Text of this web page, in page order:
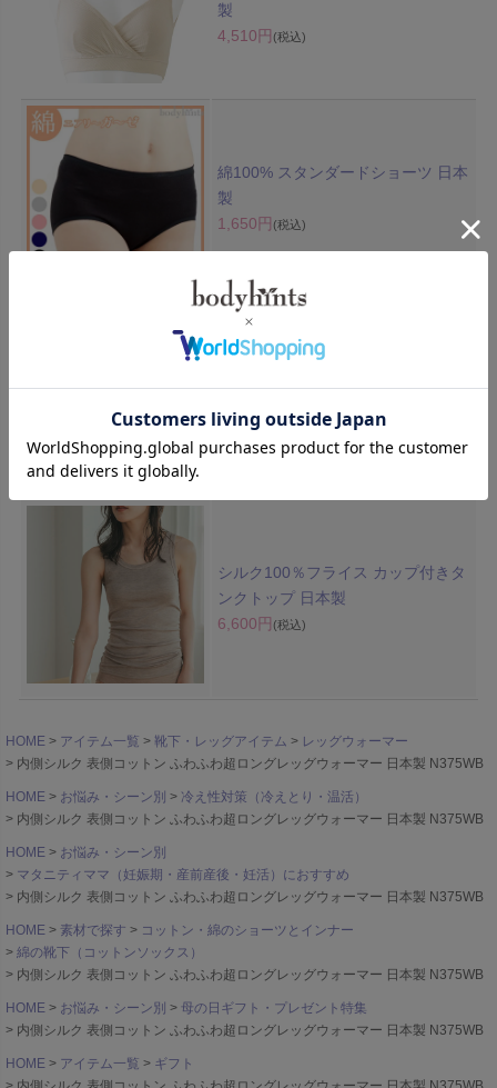
製
4,510円 (税込)
綿100% スタンダードショーツ 日本
製
1,650円 (税込)
超立体ショーツ 素材はき比べ 2枚セ
ット スーピマコットン＆テンセル
(TM)繊維 送料無料
2,999円
シルク100％フライス カップ付きタ
ンクトップ 日本製
6,600円 (税込)
HOME アイテム一覧 靴下・レッグアイテム
レッグウォーマー
内側シルク 表側コットン ふわふわ超ロングレッグウォーマー 日本製 N375WB
HOME お悩み・シーン別
冷え性対策（冷えとり・温活）
内側シルク 表側コットン ふわふわ超ロングレッグウォーマー 日本製 N375WB
HOME
お悩み・シーン別
マタニティママ（妊娠期・産前産後・妊活）におすすめ
内側シルク 表側コットン ふわふわ超ロングレッグウォーマー 日本製 N375WB
HOME 素材で探す
コットン・綿のショーツとインナー
綿の靴下（コットンソックス）
内側シルク 表側コットン ふわふわ超ロングレッグウォーマー 日本製 N375WB
HOME お悩み・シーン別
母の日ギフト・プレゼント特集
内側シルク 表側コットン ふわふわ超ロングレッグウォーマー 日本製 N375WB
HOME アイテム一覧
ギフト